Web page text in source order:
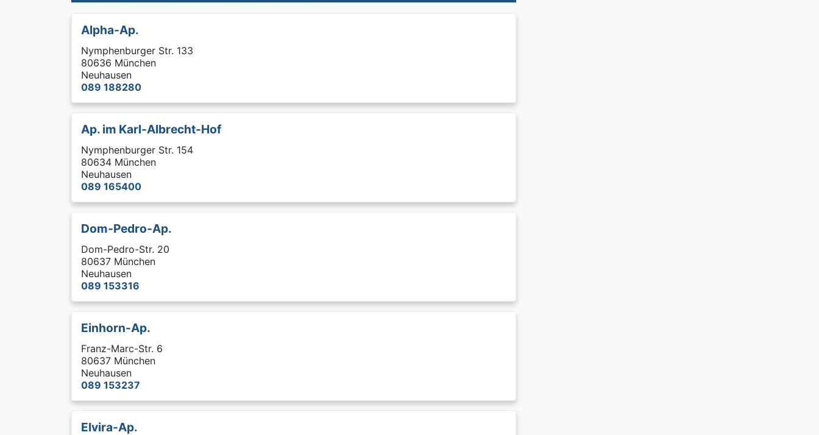
Alpha-Ap.
Nymphenburger Str. 133
80636 München
Neuhausen
089 188280
Ap. im Karl-Albrecht-Hof
Nymphenburger Str. 154
80634 München
Neuhausen
089 165400
Dom-Pedro-Ap.
Dom-Pedro-Str. 20
80637 München
Neuhausen
089 153316
Einhorn-Ap.
Franz-Marc-Str. 6
80637 München
Neuhausen
089 153237
Elvira-Ap.